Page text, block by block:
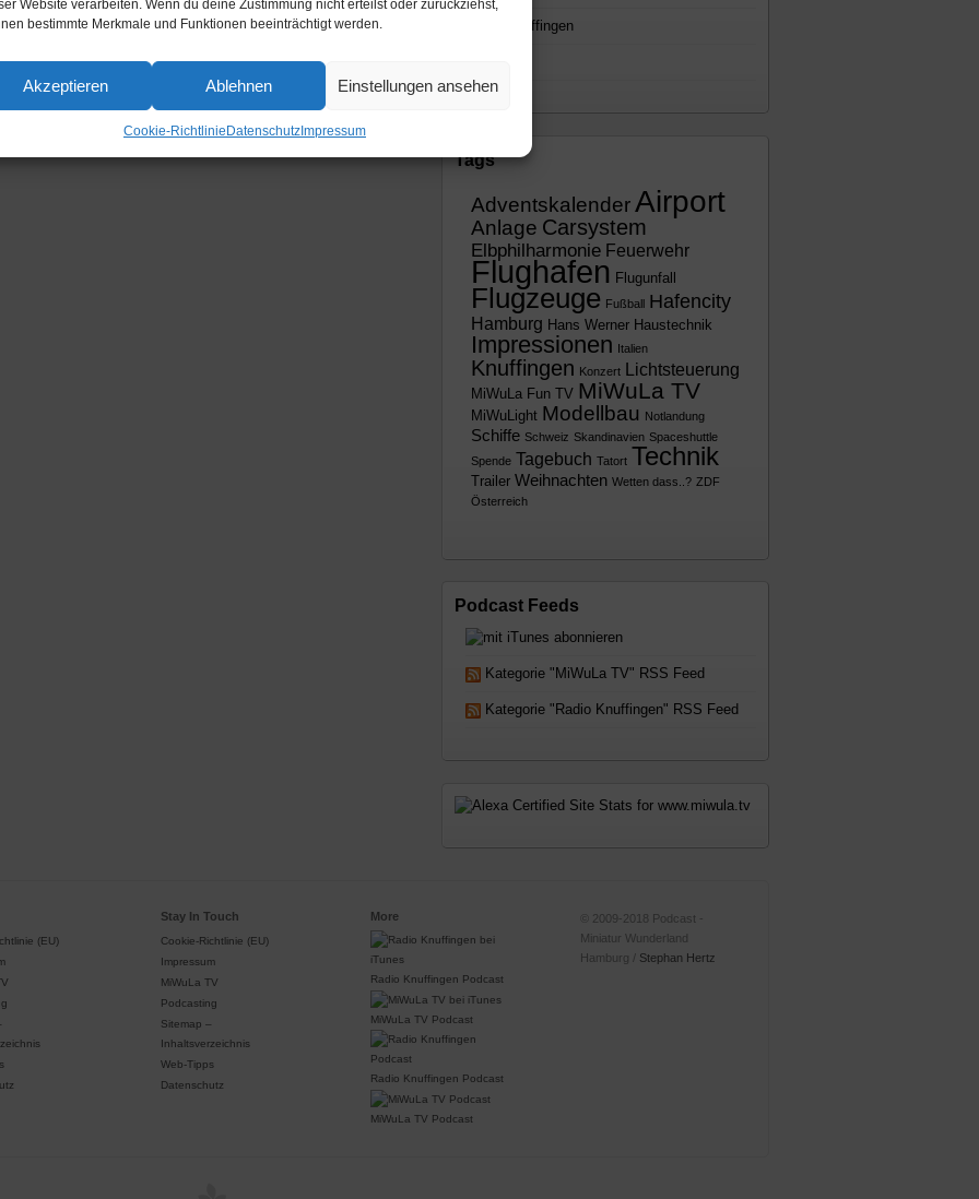
Website verarbeiten. Wenn du deine Zustimmung nicht erteilst oder zurückziehst,
bestimmte Merkmale und Funktionen beeinträchtigt werden.
Akzeptieren Ablehnen Einstellungen ansehen
Cookie-Richtlinie DatenschutzImpressum
Radio Knuffingen
Tags
AdventskalenderAirport
Anlage Carsystem
Elbphilharmonie Feuerwehr
Flughafen Flugunfall
Flugzeuge Fußball Hafencity
Hamburg Hans Werner Haustechnik
Impressionen Italien
Knuffingen Konzert Lichtsteuerung
MiWuLa Fun TV MiWuLa TV
MiWuLight Modellbau Notlandung
Schiffe Schweiz Skandinavien Spaceshuttle
Spende Tagebuch Tatort Technik
Trailer Weihnachten Wetten dass..? ZDF
Österreich
Podcast Feeds
Kategorie "MiWuLa TV" RSS Feed
Kategorie "Radio Knuffingen" RSS Feed
(EU)
Stay In Touch
Cookie-Richtlinie (EU)
Impressum
MiWuLa TV
Podcasting
Sitemap –
Inhaltsverzeichnis
Web-Tipps
Datenschutz
More
Radio Knuffingen Podcast
MiWuLa TV Podcast
Radio Knuffingen Podcast
MiWuLa TV Podcast
© 2009-2018 Podcast -
Miniatur Wunderland
Hamburg / Stephan Hertz